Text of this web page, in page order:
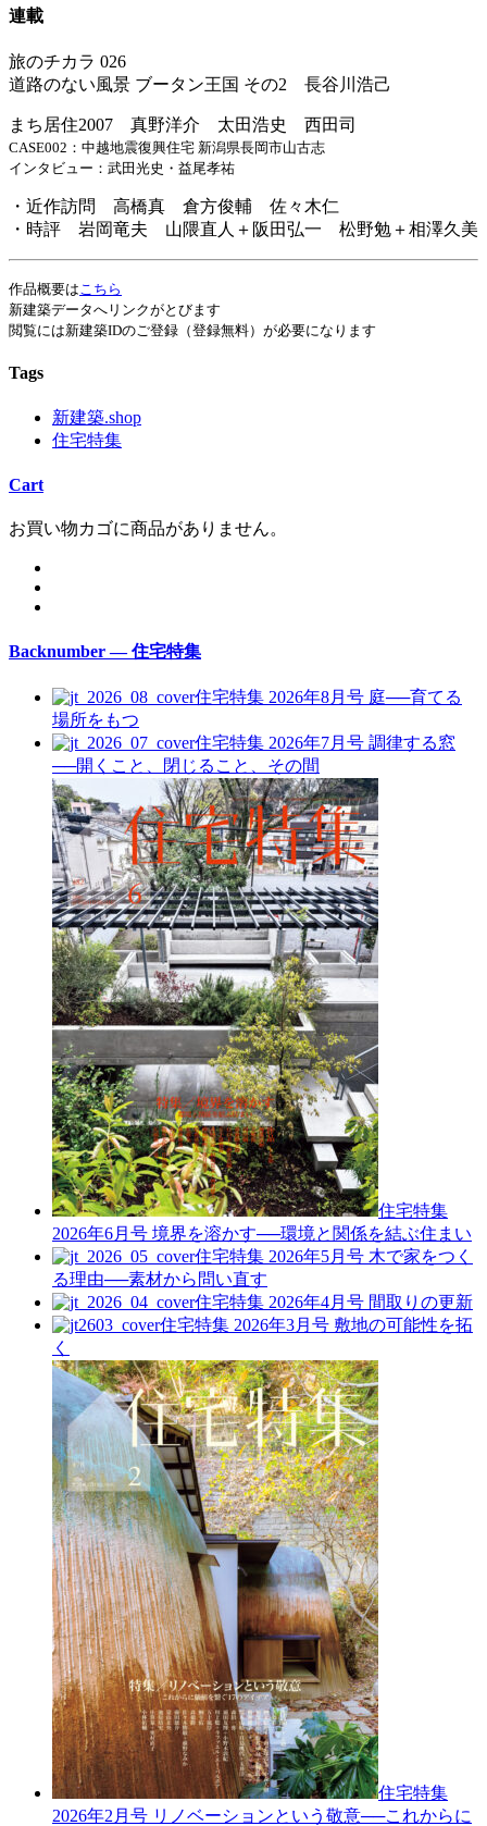
連載
旅のチカラ 026
道路のない風景 ブータン王国 その2 長谷川浩己
まち居住2007 真野洋介 太田浩史 西田司
CASE002：中越地震復興住宅 新潟県長岡市山古志
インタビュー：武田光史・益尾孝祐
・近作訪問 高橋真 倉方俊輔 佐々木仁
・時評 岩岡竜夫 山隈直人＋阪田弘一 松野勉＋相澤久美
作品概要はこちら
新建築データへリンクがとびます
閲覧には新建築IDのご登録（登録無料）が必要になります
Tags
新建築.shop
住宅特集
Cart
お買い物カゴに商品がありません。
Backnumber — 住宅特集
住宅特集 2026年8月号 庭──育てる
場所をもつ
住宅特集 2026年7月号 調律する窓
──開くこと、閉じること、その間
住宅特集
2026年6月号 境界を溶かす──環境と関係を結ぶ住まい
住宅特集 2026年5月号 木で家をつく
る理由──素材から問い直す
住宅特集 2026年4月号 間取りの更新
住宅特集 2026年3月号 敷地の可能性を拓
く
住宅特集
2026年2月号 リノベーションという敬意──これからに